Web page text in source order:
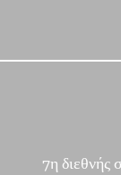
7η διεθνής